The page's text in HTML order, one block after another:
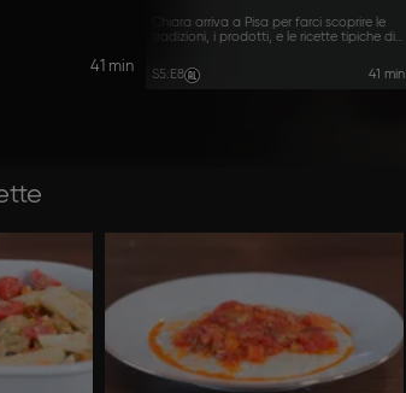
41 min
Chiara arriva a Pisa per farci scoprire le
tradizioni, i prodotti, e le ricette tipiche di
S5:E8 41 min